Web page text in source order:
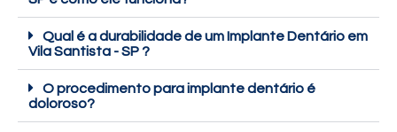
Qual é a durabilidade de um Implante Dentário em
Vila Santista - SP ?
O procedimento para implante dentário é
doloroso?